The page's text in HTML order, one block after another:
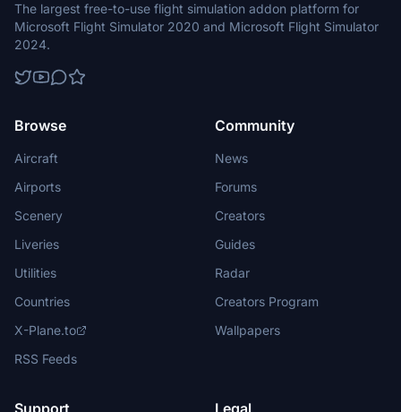
The largest free-to-use flight simulation addon platform for
Microsoft Flight Simulator 2020 and Microsoft Flight Simulator
2024.
Browse
Aircraft
Airports
Scenery
Liveries
Utilities
Countries
X-Plane.to
RSS Feeds
Community
News
Forums
Creators
Guides
Radar
Creators Program
Wallpapers
Support Legal